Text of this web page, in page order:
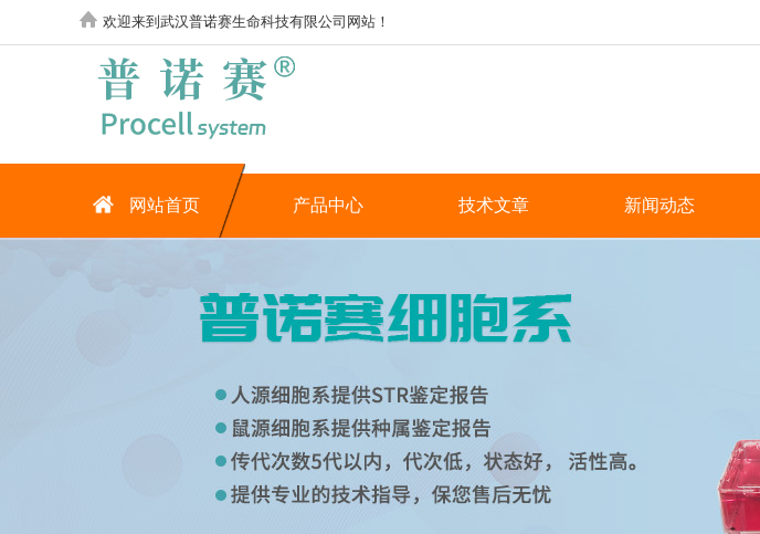
欢迎来到武汉普诺赛生命科技有限公司网站！
网站首页 产品中心 技术文章 新闻动态